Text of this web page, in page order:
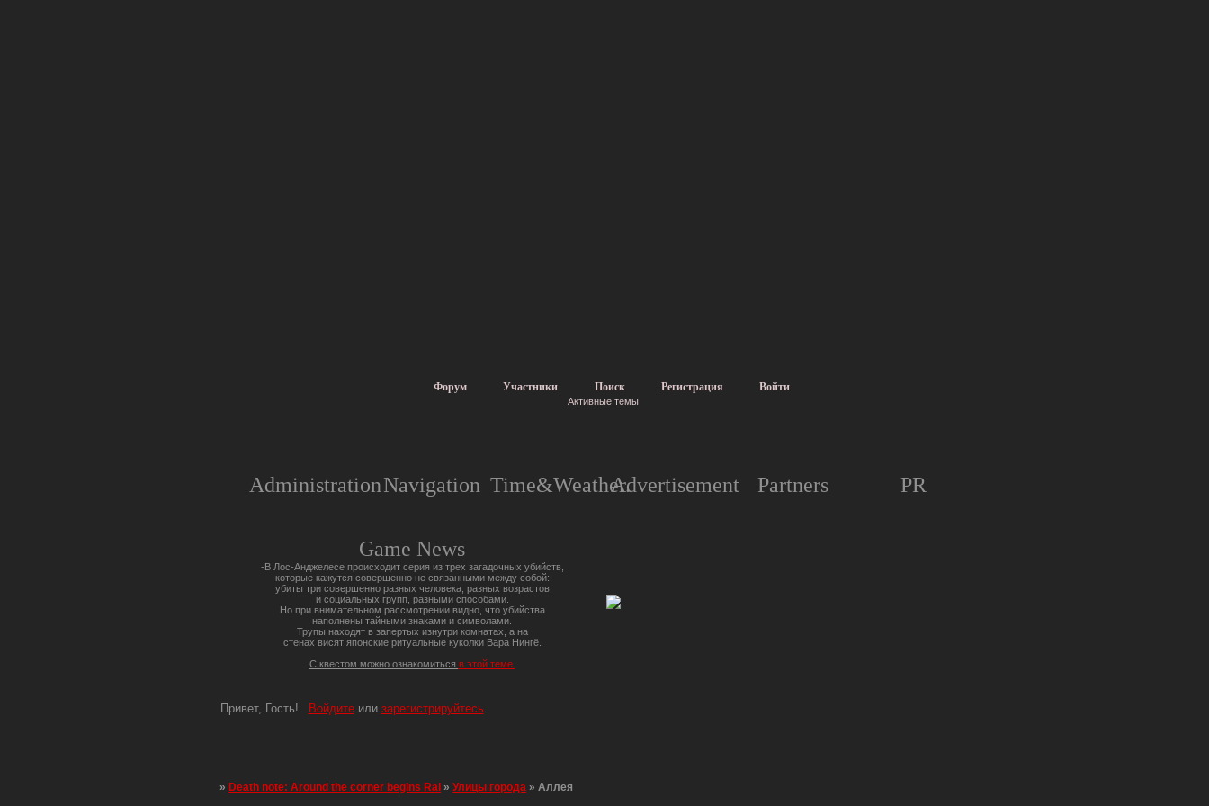
Форум Участники Поиск Регистрация Войти
Активные темы
AdministrationNavigation Time&Weather.Advertisement Partners PR
Game News
-В Лос-Анджелесе происходит серия из трех загадочных убийств,
которые кажутся совершенно не связанными между собой:
убиты три совершенно разных человека, разных возрастов
и социальных групп, разными способами.
Но при внимательном рассмотрении видно, что убийства
наполнены тайными знаками и символами.
Трупы находят в запертых изнутри комнатах, а на
стенах висят японские ритуальные куколки Вара Нингё.
С квестом можно ознакомиться в этой теме.
Привет, Гость! Войдитеили зарегистрируйтесь.
»Death note: Around the corner begins Rai »Улицы города »Аллея